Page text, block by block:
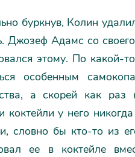
буркнув, Колин
Джозеф Адамс со
этому. По какой-
особенным
а скорей как
коктейли у него
словно бы кто-то из
ее в коктейле